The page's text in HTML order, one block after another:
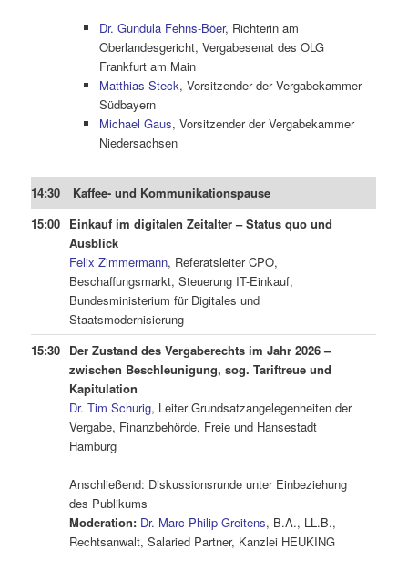
Dr. Gundula Fehns-Böer, Richterin am
Oberlandesgericht, Vergabesenat des OLG
Frankfurt am Main
Matthias Steck, Vorsitzender der Vergabekammer
Südbayern
Michael Gaus, Vorsitzender der Vergabekammer
Niedersachsen
14:30
Kaffee- und Kommunikationspause
15:00 Einkauf im digitalen Zeitalter – Status quo und
Ausblick
Felix Zimmermann, Referatsleiter CPO,
Beschaffungsmarkt, Steuerung IT-Einkauf,
Bundesministerium für Digitales und
Staatsmodernisierung
15:30 Der Zustand des Vergaberechts im Jahr 2026 –
zwischen Beschleunigung, sog. Tariftreue und
Kapitulation
Dr. Tim Schurig, Leiter Grundsatzangelegenheiten der
Vergabe, Finanzbehörde, Freie und Hansestadt
Hamburg
Anschließend: Diskussionsrunde unter Einbeziehung
des Publikums
Moderation: Dr. Marc Philip Greitens, B.A., LL.B.,
Rechtsanwalt, Salaried Partner, Kanzlei HEUKING